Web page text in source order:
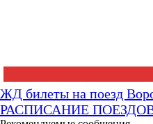
ЖД билеты на поезд
РАСПИСАНИЕ